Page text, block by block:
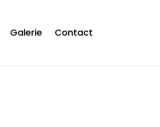
Galerie Contact